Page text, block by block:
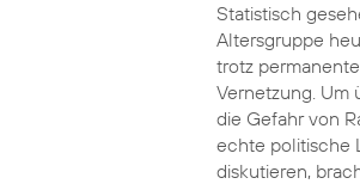
Statistisch
Altersgruppe
trotz
Vernetzung. Um
die Gefahr von
echte politische
diskutieren,